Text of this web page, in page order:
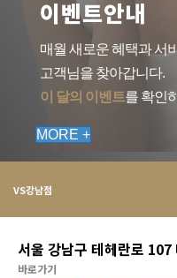
이벤트안내
매월 새로운 혜택과 서
고객님을 찾아갑니다.
이 달의 이벤트를 확인
MORE +
VS강남점
서울 강남구 테헤란로
바로가기